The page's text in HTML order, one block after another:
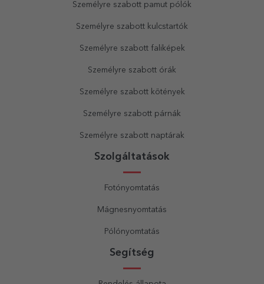
Személyre szabott pamut pólók
Személyre szabott kulcstartók
Személyre szabott faliképek
Személyre szabott órák
Személyre szabott kötények
Személyre szabott párnák
Személyre szabott naptárak
Szolgáltatások
Fotónyomtatás
Mágnesnyomtatás
Pólónyomtatás
Segítség